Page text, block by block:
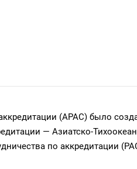
(APAC) было
— Азиатско-
по аккредитации